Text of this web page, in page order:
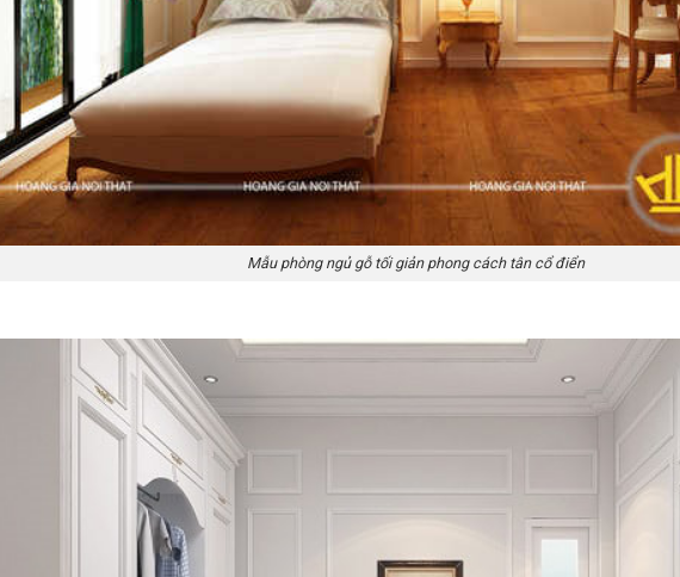
Mẫu phòng ngủ gỗ tối giản phong cách tân cổ điển